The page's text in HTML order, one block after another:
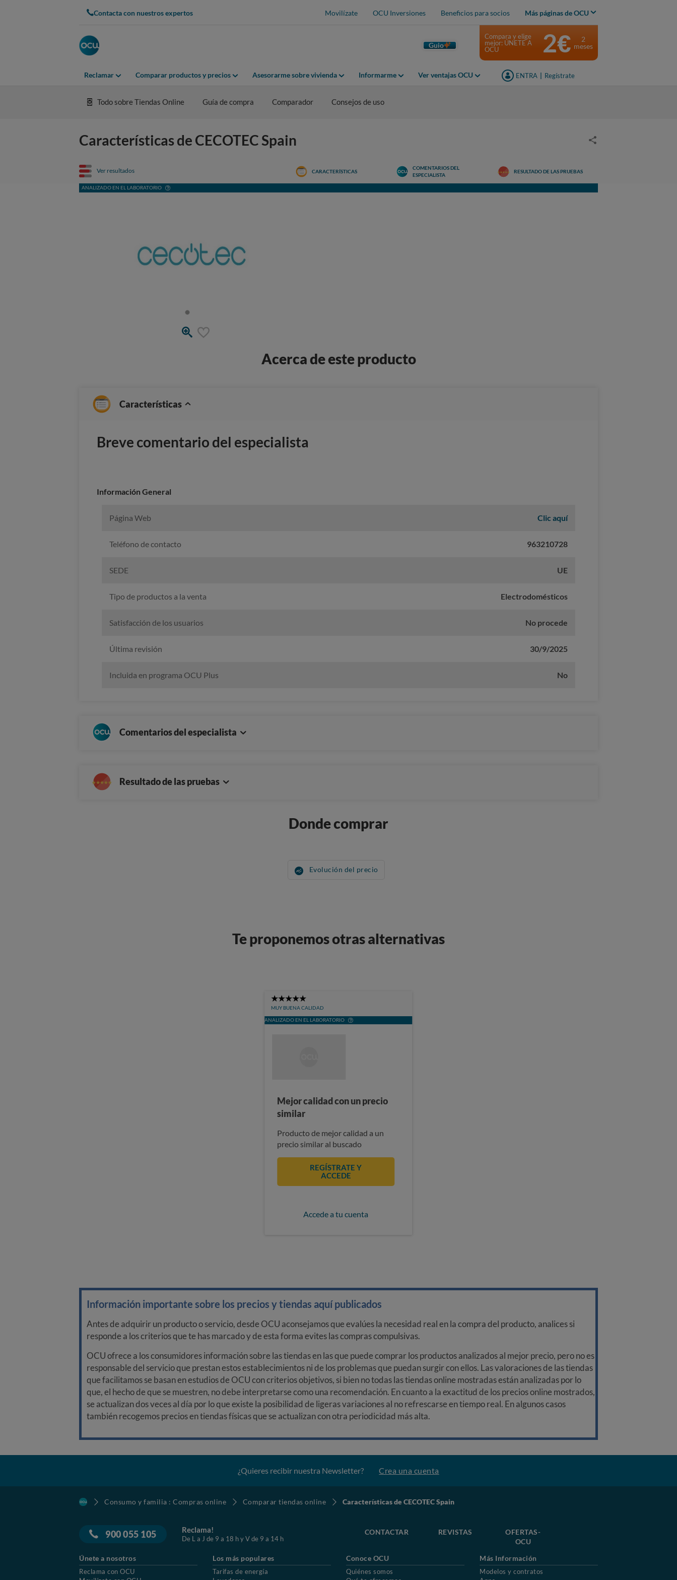
Contacta con nuestros expertos Movilízate OCU Inversiones Beneficios para socios Más páginas de OCU
Guio
Reclamar Comparar productos y precios Asesorarme sobre vivienda Informarme Ver ventajas OCU ENTRA Regístrate
Compara y elige
mejor: ÚNETE A
OCU
2€
2
meses
Todo sobre Tiendas Online Guía de compra Comparador Consejos de uso
Características de CECOTEC Spain
Ver resultados
ANALIZADO EN EL LABORATORIO
CARACTERÍSTICAS
COMENTARIOS DEL
ESPECIALISTA
RESULTADO DE LAS PRUEBAS
Acerca de este producto
Características
Breve comentario del especialista
Información General
Página Web Clic aquí
Teléfono de contacto 963210728
SEDE UE
Tipo de productos a la venta Electrodomésticos
Satisfacción de los usuarios No procede
Última revisión 30/9/2025
Incluida en programa OCU Plus No
Comentarios del especialista
Resultado de las pruebas
Donde comprar
Evolución del precio
Te proponemos otras alternativas
5
Stars
MUY BUENA CALIDAD
ANALIZADO EN EL LABORATORIO
Mejor calidad con un precio
similar
Producto de mejor calidad a un
precio similar al buscado
REGÍSTRATE Y
ACCEDE
Accede a tu cuenta
Información importante sobre los precios y tiendas aquí publicados
Antes de adquirir un producto o servicio, desde OCU aconsejamos que evalúes la necesidad real en la compra del producto, analices si
responde a los criterios que te has marcado y de esta forma evites las compras compulsivas.
OCU ofrece a los consumidores información sobre las tiendas en las que puede comprar los productos analizados al mejor precio, pero no es
responsable del servicio que prestan estos establecimientos ni de los problemas que puedan surgir con ellos. Las valoraciones de las tiendas
que facilitamos se basan en estudios de OCU con criterios objetivos, si bien no todas las tiendas online mostradas están analizadas por lo
que, el hecho de que se muestren, no debe interpretarse como una recomendación. En cuanto a la exactitud de los precios online mostrados,
se actualizan dos veces al día por lo que existe la posibilidad de ligeras variaciones al no refrescarse en tiempo real. En algunos casos
también recogemos precios en tiendas físicas que se actualizan con otra periodicidad más alta.
¿Quieres recibir nuestra Newsletter? Crea una cuenta
Consumo y familia : Compras online Comparar tiendas online Características de CECOTEC Spain
900 055 105 Reclama!
De L a J de 9 a 18 h y V de 9 a 14 h
CONTACTAR REVISTAS
OFERTAS-
OCU
Únete a nosotros
Reclama con OCU
Los más populares
Tarifas de energía
Conoce OCU
Quiénes somos
Más Información
Modelos y contratos